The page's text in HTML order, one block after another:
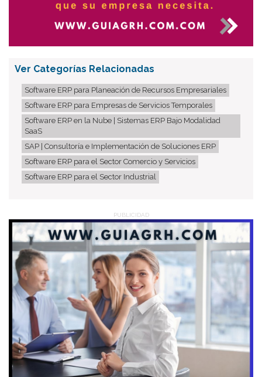
Ver Categorías Relacionadas
Software ERP para Planeación de Recursos Empresariales
Software ERP para Empresas de Servicios Temporales
Software ERP en la Nube | Sistemas ERP Bajo Modalidad
SaaS
SAP | Consultoría e Implementación de Soluciones ERP
Software ERP para el Sector Comercio y Servicios
Software ERP para el Sector Industrial
PUBLICIDAD